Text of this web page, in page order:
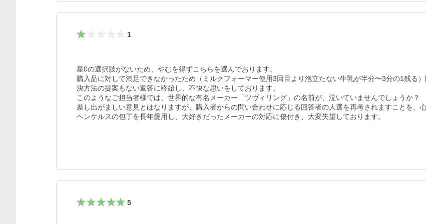
1
星0の選択肢がないため、やむを得ずこちらを選んでおります。
購入品に対して満足できなかったため（ミルクフォーマー使用3回目より泡立たない牛乳が半分〜3分の1残る
決方法の提案もない返答に終始し、不快な思いをしております。
このようなご担当者様では、世界的な有名メーカー「ツヴィリング」の名前が、泣いていませんでしょうか？
差し出がましい意見とはなりますが、購入者からの問い合わせに応じる回答者の人選を再考されますことを、
ヘンケルスの包丁を長年愛用し、大好きだったメーカーの対応に傷付き、大変失望しております。
5